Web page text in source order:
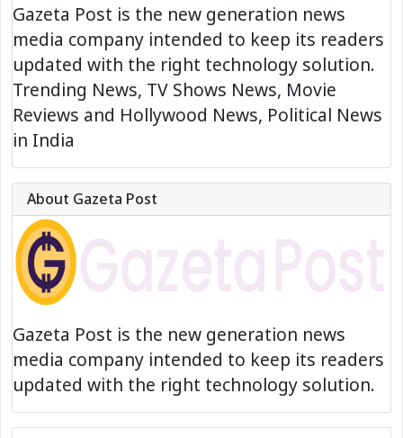
Gazeta Post is the new generation news
media company intended to keep its readers
updated with the right technology solution.
Trending News, TV Shows News, Movie
Reviews and Hollywood News, Political News
in India
About Gazeta Post
Gazeta Post is the new generation news
media company intended to keep its readers
updated with the right technology solution.